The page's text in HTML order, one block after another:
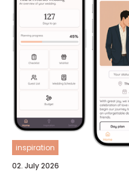
inspiration
02. July 2026